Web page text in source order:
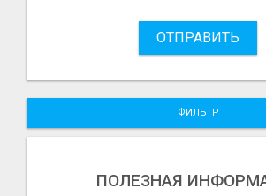
ОТПРАВИТЬ
ФИЛЬТР
ПОЛЕЗНАЯ